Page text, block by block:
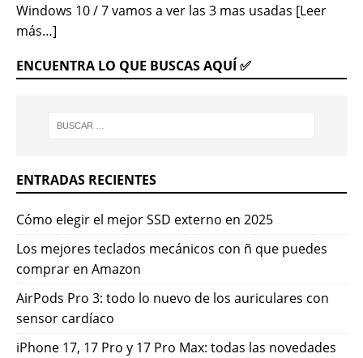
Windows 10 / 7 vamos a ver las 3 mas usadas [Leer
más…]
ENCUENTRA LO QUE BUSCAS AQUÍ ✅
ENTRADAS RECIENTES
Cómo elegir el mejor SSD externo en 2025
Los mejores teclados mecánicos con ñ que puedes
comprar en Amazon
AirPods Pro 3: todo lo nuevo de los auriculares con
sensor cardíaco
iPhone 17, 17 Pro y 17 Pro Max: todas las novedades